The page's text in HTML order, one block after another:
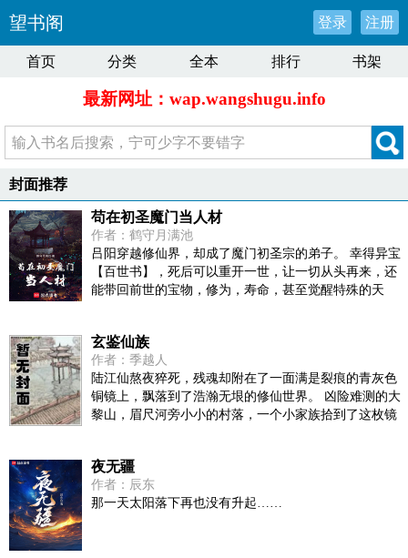
望书阁 登录 注册
首页 分类 全本 排行 书架
最新网址：wap.wangshugu.info
封面推荐
苟在初圣魔门当人材
作者：鹤守月满池
吕阳穿越修仙界，却成了魔门初圣宗的弟子。 幸得异宝
【百世书】，死后可以重开一世，让一切从头再来，还
能带回前世的宝物，修为，寿命，甚至觉醒特殊的天
成仙不出山，奈何魔门凶险异常，遍地都是人材。第一
世，吕阳惨遭师姐暗算。第二世，好不容易反杀师姐，
又遭师兄毒手。第三世，第四世…… 直到百世之后，再
回首，吕阳才发现自己已经成为了一代魔道巨擘，初圣
宗里最畜生的那一个。 “魔门个个都是人材，说话又好
玄鉴仙族
作者：季越人
陆江仙熬夜猝死，残魂却附在了一面满是裂痕的青灰色
铜镜上，飘落到了浩瀚无垠的修仙世界。 凶险难测的大
黎山，眉尺河旁小小的村落，一个小家族拾到了这枚镜
夜无疆
作者：辰东
那一天太阳落下再也没有升起……